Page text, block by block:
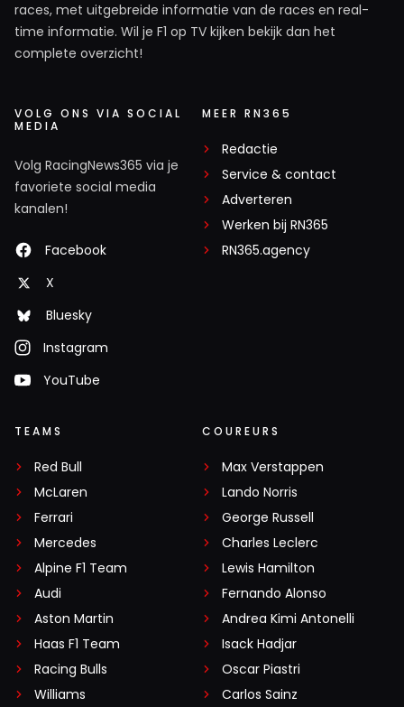
races, met uitgebreide informatie van de races en real-
time informatie. Wil je F1 op TV kijken bekijk dan het
complete overzicht!
VOLG ONS VIA SOCIAL
MEDIA
Volg RacingNews365 via je
favoriete social media
kanalen!
Facebook
X
Bluesky
Instagram
YouTube
MEER RN365
Redactie
Service & contact
Adverteren
Werken bij RN365
RN365.agency
TEAMS
Red Bull
McLaren
Ferrari
Mercedes
Alpine F1 Team
Audi
Aston Martin
Haas F1 Team
Racing Bulls
Williams
COUREURS
Max Verstappen
Lando Norris
George Russell
Charles Leclerc
Lewis Hamilton
Fernando Alonso
Andrea Kimi Antonelli
Isack Hadjar
Oscar Piastri
Carlos Sainz